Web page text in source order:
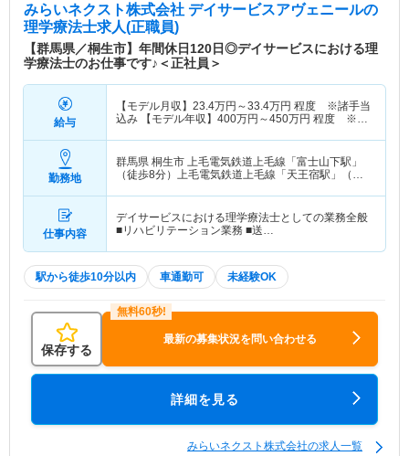
みらいネクスト株式会社 デイサービスアヴェニールの
理学療法士求人(正職員)
【群馬県／桐生市】年間休日120日◎デイサービスにおける理
学療法士のお仕事です♪＜正社員＞
給与
【モデル月収】 23.4万円～33.4万円 程度 ※諸手当
込み 【モデル年収】 400万円～450万円 程度 ※想
勤務地
群馬県 桐生市 上毛電気鉄道上毛線「富士山下駅」
（徒歩8分）上毛電気鉄道上毛線「天王宿駅」（徒
仕事内容
デイサービスにおける理学療法士としての業務全般
■リハビリテーション業務 ■送…
駅から徒歩10分以内 車通勤可 未経験OK
保存する
最新の募集状況を問い合わせる
詳細を見る
みらいネクスト株式会社の求人一覧